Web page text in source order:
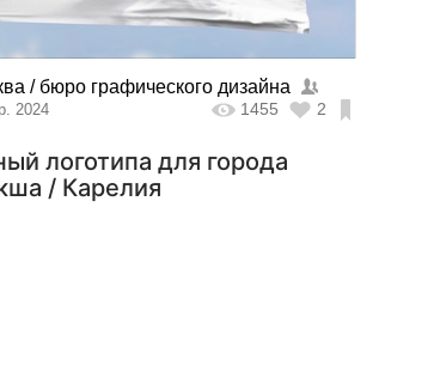
/ бюро графического дизайна
2024 1455 2
логотипа для города
/ Карелия